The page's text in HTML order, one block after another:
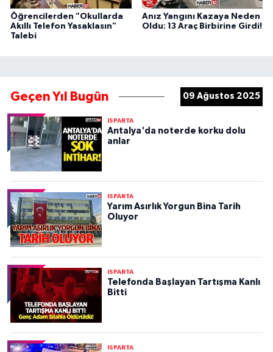
Öğrencilerden "Okullarda
Akıllı Telefon Yasaklasın"
Talebi
Anız Yangını Kazaya Neden
Oldu: 13 Araç Birbirine Girdi!
Geçen Yıl Bugün 09 Ağustos 2025
ISPARTA
Antalya'da noterde korku dolu
anlar
ISPARTA
Yarım Asırlık Yorgun Bina Tarih
Oluyor
ISPARTA
Telefonda Başlayan Tartışma Kanlı
Bitti
ISPARTA